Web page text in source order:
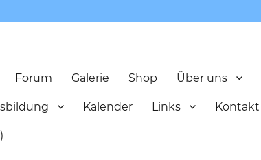
Forum Galerie Shop Über uns
Kalender Links Kontakt